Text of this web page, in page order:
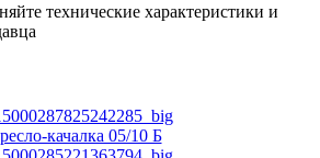
технические характеристики и
качалка 05/10 Б